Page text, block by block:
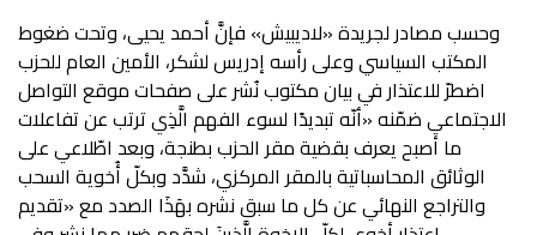
وحسب مصادر لجريدة «لاديبيش» فإنَّ أحمد يحيى، وتحت ضغوط
المكتب السياسي وعلى رأسه إدريس لشكر، الأمين العام للحزب
اضطرّ للاعتذار في بيان مكتوب نُشر على صفحات موقع التواصل
الاجتماعي ضمّنه «أنّه تبديدًا لسوء الفهم الَّذِي ترتب عن تفاعلات
ما أصبح یعرف بقضية مقر الحزب بطنجة، وبعد اطّلاعي على
الوثائق المحاسباتیة بالمقر المركزي، شدَّد وبكلّ أُخویة السحب
والتراجع النهائي عن كل ما سبق نشره بهَذَا الصدد مع «تقدیم